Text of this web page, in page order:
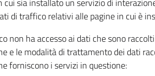
di traffico relativi alle pagine in cui è
non ha accesso ai dati che sono
e le modalità di trattamento dei dati
forniscono i servizi in questione: